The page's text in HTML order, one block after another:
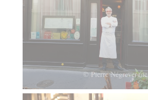
© Pierre Négrevergne